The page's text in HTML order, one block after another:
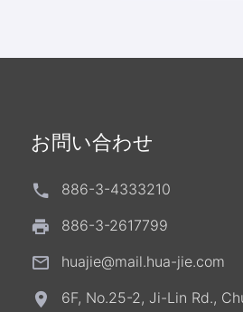
お問い合わせ
886-3-4333210
886-3-2617799
huajie@mail.hua-jie.com
6F, No.25-2, Ji-Lin Rd.,